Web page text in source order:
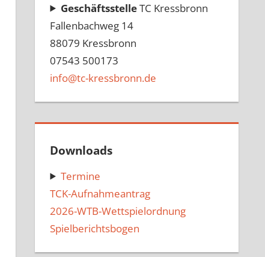
GeschäftsstelleTC Kressbronn
Fallenbachweg 14
88079 Kressbronn
07543 500173
info@tc-kressbronn.de
Downloads
Termine
TCK-Aufnahmeantrag
2026-WTB-Wettspielordnung
Spielberichtsbogen